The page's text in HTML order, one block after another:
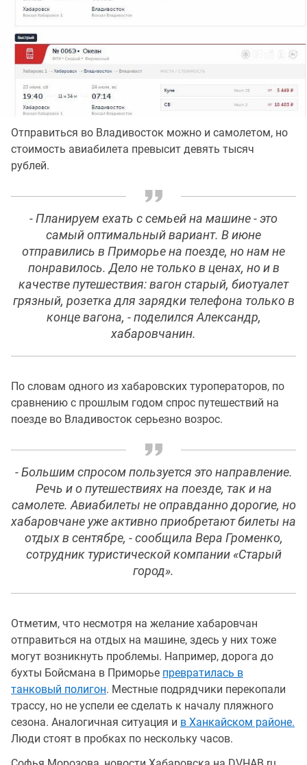
Отправиться во Владивосток можно и самолетом, но
стоимость авиабилета превысит девять тысяч
рублей.
- Планируем ехать с семьей на машине - это
самый оптимальный вариант. В июне
отправились в Приморье на поезде, но нам не
понравилось. Дело не только в ценах, но и в
качестве путешествия: вагон старый, биотуалет
грязный, розетка для зарядки телефона только в
конце вагона, - поделился Александр,
хабаровчанин.
По словам одного из хабаровских туроператоров, по
сравнению с прошлым годом спрос путешествий на
поезде во Владивосток серьезно возрос.
- Большим спросом пользуется это направление.
Речь и о путешествиях на поезде, так и на
самолете. Авиабилеты не оправданно дорогие, но
хабаровчане уже активно приобретают билеты на
отдых в сентябре, - сообщила Вера Громенко,
сотрудник туристической компании «Старый
город».
Отметим, что несмотря на желание хабаровчан
отправиться на отдых на машине, здесь у них тоже
могут возникнуть проблемы. Например, дорога до
бухты Бойсмана в Приморье превратилась в
танковый полигон. Местные подрядчики перекопали
трассу, но не успели ее сделать к началу пляжного
сезона. Аналогичная ситуация и в Ханкайском районе.
Люди стоят в пробках по нескольку часов.